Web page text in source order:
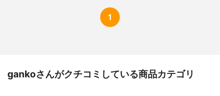
1
gankoさんがクチコミしている商品カテゴリ